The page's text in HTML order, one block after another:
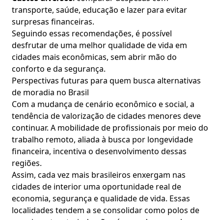
transporte, saúde, educação e lazer para evitar
surpresas financeiras.
Seguindo essas recomendações, é possível
desfrutar de uma melhor qualidade de vida em
cidades mais econômicas, sem abrir mão do
conforto e da segurança.
Perspectivas futuras para quem busca alternativas
de moradia no Brasil
Com a mudança de cenário econômico e social, a
tendência de valorização de cidades menores deve
continuar. A mobilidade de profissionais por meio do
trabalho remoto, aliada à busca por longevidade
financeira, incentiva o desenvolvimento dessas
regiões.
Assim, cada vez mais brasileiros enxergam nas
cidades de interior uma oportunidade real de
economia, segurança e qualidade de vida. Essas
localidades tendem a se consolidar como polos de